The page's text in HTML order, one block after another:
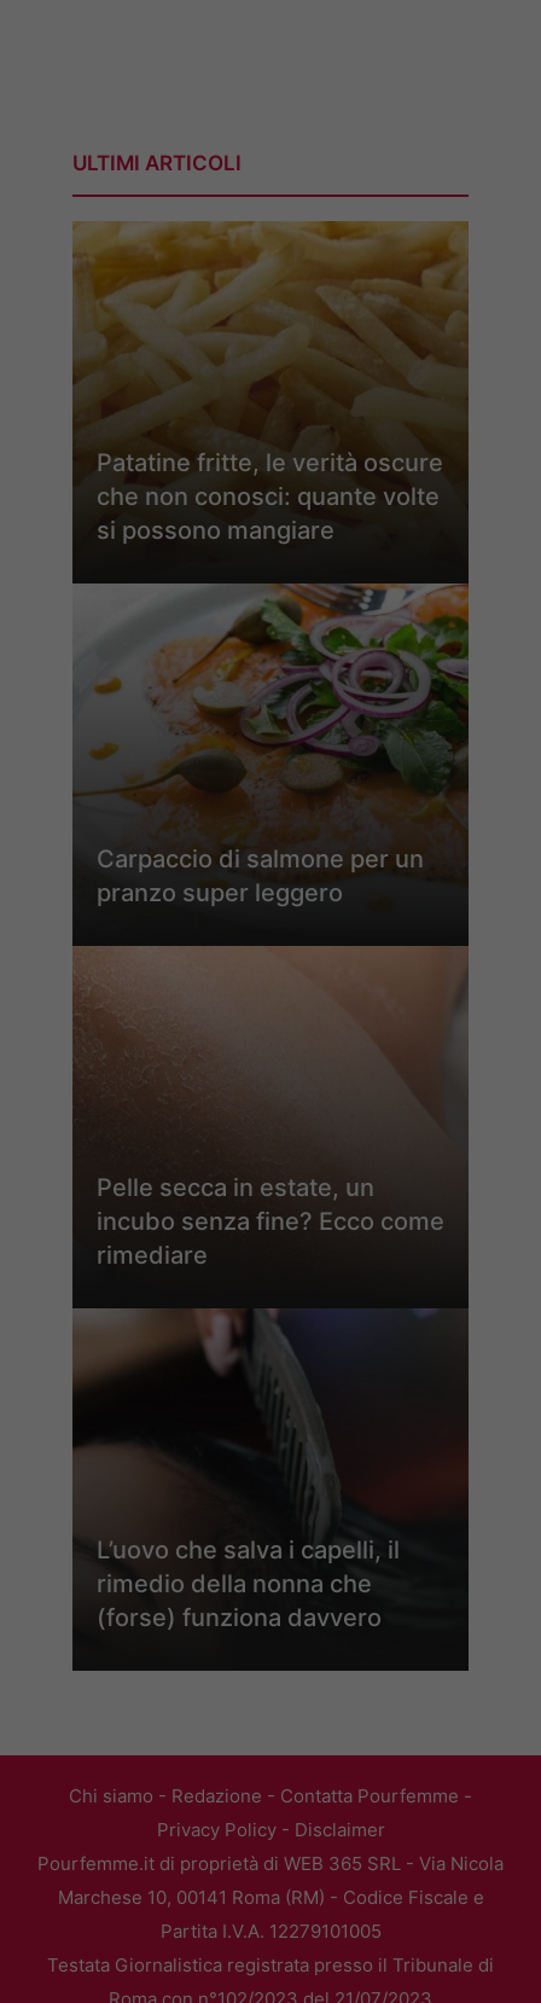
ULTIMI ARTICOLI
Patatine fritte, le verità oscure
che non conosci: quante volte
si possono mangiare
Carpaccio di salmone per un
pranzo super leggero
Pelle secca in estate, un
incubo senza fine? Ecco come
rimediare
L’uovo che salva i capelli, il
rimedio della nonna che
(forse) funziona davvero
Chi siamo - Redazione - Contatta Pourfemme -
Privacy Policy- Disclaimer
Pourfemme.it di proprietà di WEB 365 SRL - Via Nicola
Marchese 10, 00141 Roma (RM) - Codice Fiscale e
Partita I.V.A. 12279101005
Testata Giornalistica registrata presso il Tribunale di
Roma con n°102/2023 del 21/07/2023